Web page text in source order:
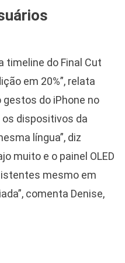
timeline do Final Cut
em 20%”, relata
gestos do iPhone no
os dispositivos da
língua”, diz
muito e o painel OLED
mesmo em
comenta Denise,